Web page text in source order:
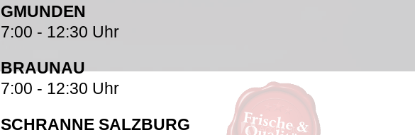
GMUNDEN
7:00 - 12:30 Uhr
BRAUNAU
7:00 - 12:30 Uhr
SCHRANNE SALZBURG